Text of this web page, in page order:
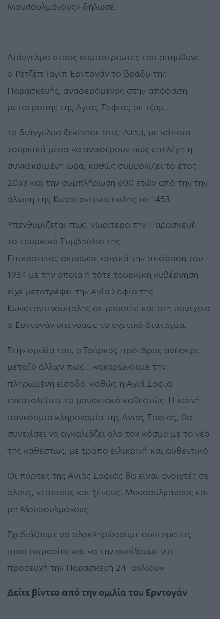
Μουσουλμάνους» δήλωσε.
Διάγγελμα στους συμπατριώτες του απηύθυνε
ο Ρετζέπ Ταγίπ Ερντογάν το βράδυ της
Παρασκευής, αναφερόμενος στην απόφαση
μετατροπής της Αγιάς Σοφιάς σε τζαμί.
Το διάγγελμα ξεκίνησε στις 20:53, με κάποια
τουρκικά μέσα να αναφέρουν πως επελέγη η
συγκεκριμένη ώρα, καθώς συμβολίζει το έτος
2053 και την συμπλήρωση 600 ετών από την την
άλωση της Κωνσταντινούπολης το 1453.
Υπενθυμίζεται πως, νωρίτερα την Παρασκευή,
το τουρκικό Συμβούλιο της
Επικρατείας ακύρωσε αρχικά την απόφαση του
1934 με την οποία η τότε τουρκική κυβέρνηση
είχε μετατρέψει την Αγία Σοφία της
Κωνσταντινούπολης σε μουσείο και στη συνέχεια
ο Ερντογάν υπέγραψε το σχετικό διάταγμα.
Στην ομιλία του, ο Τούρκος πρόεδρος ανέφερε
μεταξύ άλλων πως… «ακυρώνουμε την
πληρωμένη είσοδο, καθώς η Αγιά Σοφιά
εγκαταλείπει το μουσειακό καθεστώς. Η κοινή
παγκόσμια κληρονομία της Αγιάς Σοφιάς, θα
συνεχίσει να αγκαλιάζει όλο τον κόσμο με το νέο
της καθεστώς, με τρόπο ειλικρινή και αυθεντικό.
Οι πόρτες της Αγιάς Σοφιάς θα είναι ανοιχτές σε
όλους, ντόπιους και ξένους, Μουσουλμάνους και
μη Μουσουλμάνους.
Σχεδιάζουμε να ολοκληρώσουμε σύντομα τις
προετοιμασίες και να την ανοίξουμε για
προσευχή την Παρασκευή 24 Ιουλίου».
Δείτε βίντεο από την ομιλία του Ερντογάν